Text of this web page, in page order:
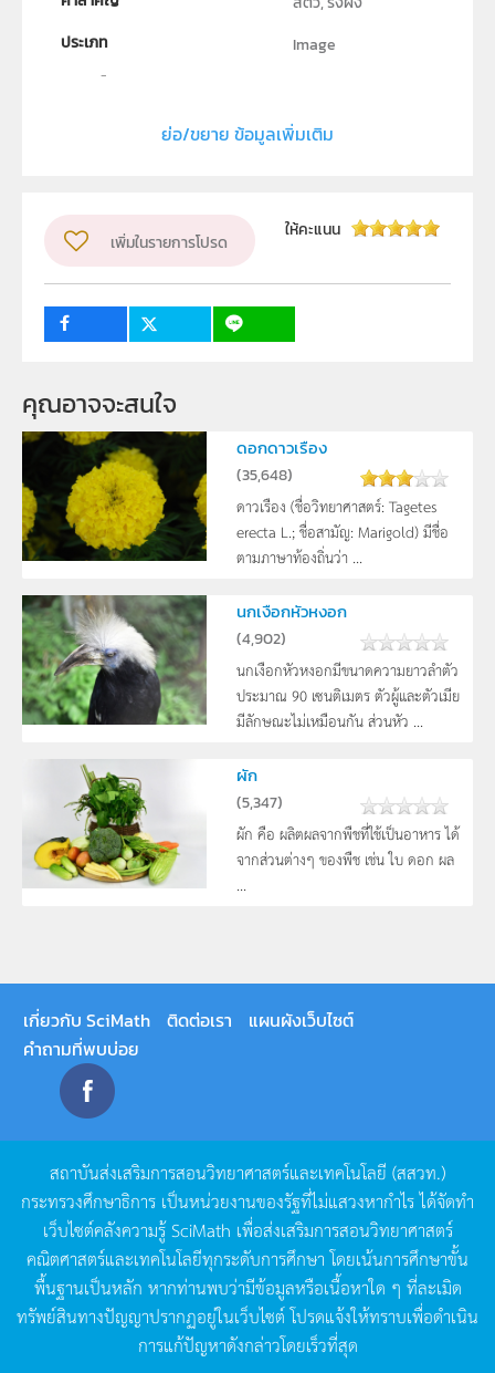
ประเภท
Image
วิชา
ชีววิทยา
ระดับชั้น
ป.1, ป.2, ป.3, ป.4, ป.5, ป.6, ม.1, ม.2, ม.3, ม.4, ม.5, ม.6
ย่อ/ขยาย ข้อมูลเพิ่มเติม
เพิ่มในรายการโปรด
ให้คะแนน
คุณอาจจะสนใจ
ดอกดาวเรือง
(35,648)
ดาวเรือง (ชื่อวิทยาศาสตร์: Tagetes
erecta L.; ชื่อสามัญ: Marigold) มีชื่อ
ตามภาษาท้องถิ่นว่า ...
นกเงือกหัวหงอก
(4,902)
นกเงือกหัวหงอกมีขนาดความยาวลำตัว
ประมาณ 90 เซนติเมตร ตัวผู้และตัวเมีย
มีลักษณะไม่เหมือนกัน ส่วนหัว ...
ผัก
(5,347)
ผัก คือ ผลิตผลจากพืชที่ใช้เป็นอาหาร ได้
จากส่วนต่างๆ ของพืช เช่น ใบ ดอก ผล
...
เกี่ยวกับ SciMath ติดต่อเรา
แผนผังเว็บไซต์
คำถามที่พบบ่อย
สถาบันส่งเสริมการสอนวิทยาศาสตร์และเทคโนโลยี (สสวท.)
กระทรวงศึกษาธิการ เป็นหน่วยงานของรัฐที่ไม่แสวงหากำไรได้จัดทำ
เว็บไซต์คลังความรู้SciMath เพื่อส่งเสริมการสอนวิทยาศาสตร์
คณิตศาสตร์และเทคโนโลยีทุกระดับการศึกษา โดยเน้นการศึกษาขั้น
พื้นฐานเป็นหลัก หากท่านพบว่ามีข้อมูลหรือเนื้อหาใด ๆ ที่ละเมิด
ทรัพย์สินทางปัญญาปรากฏอยู่ในเว็บไซต์โปรดแจ้งให้ทราบเพื่อดำเนิน
การแก้ปัญหาดังกล่าวโดยเร็วที่สุด